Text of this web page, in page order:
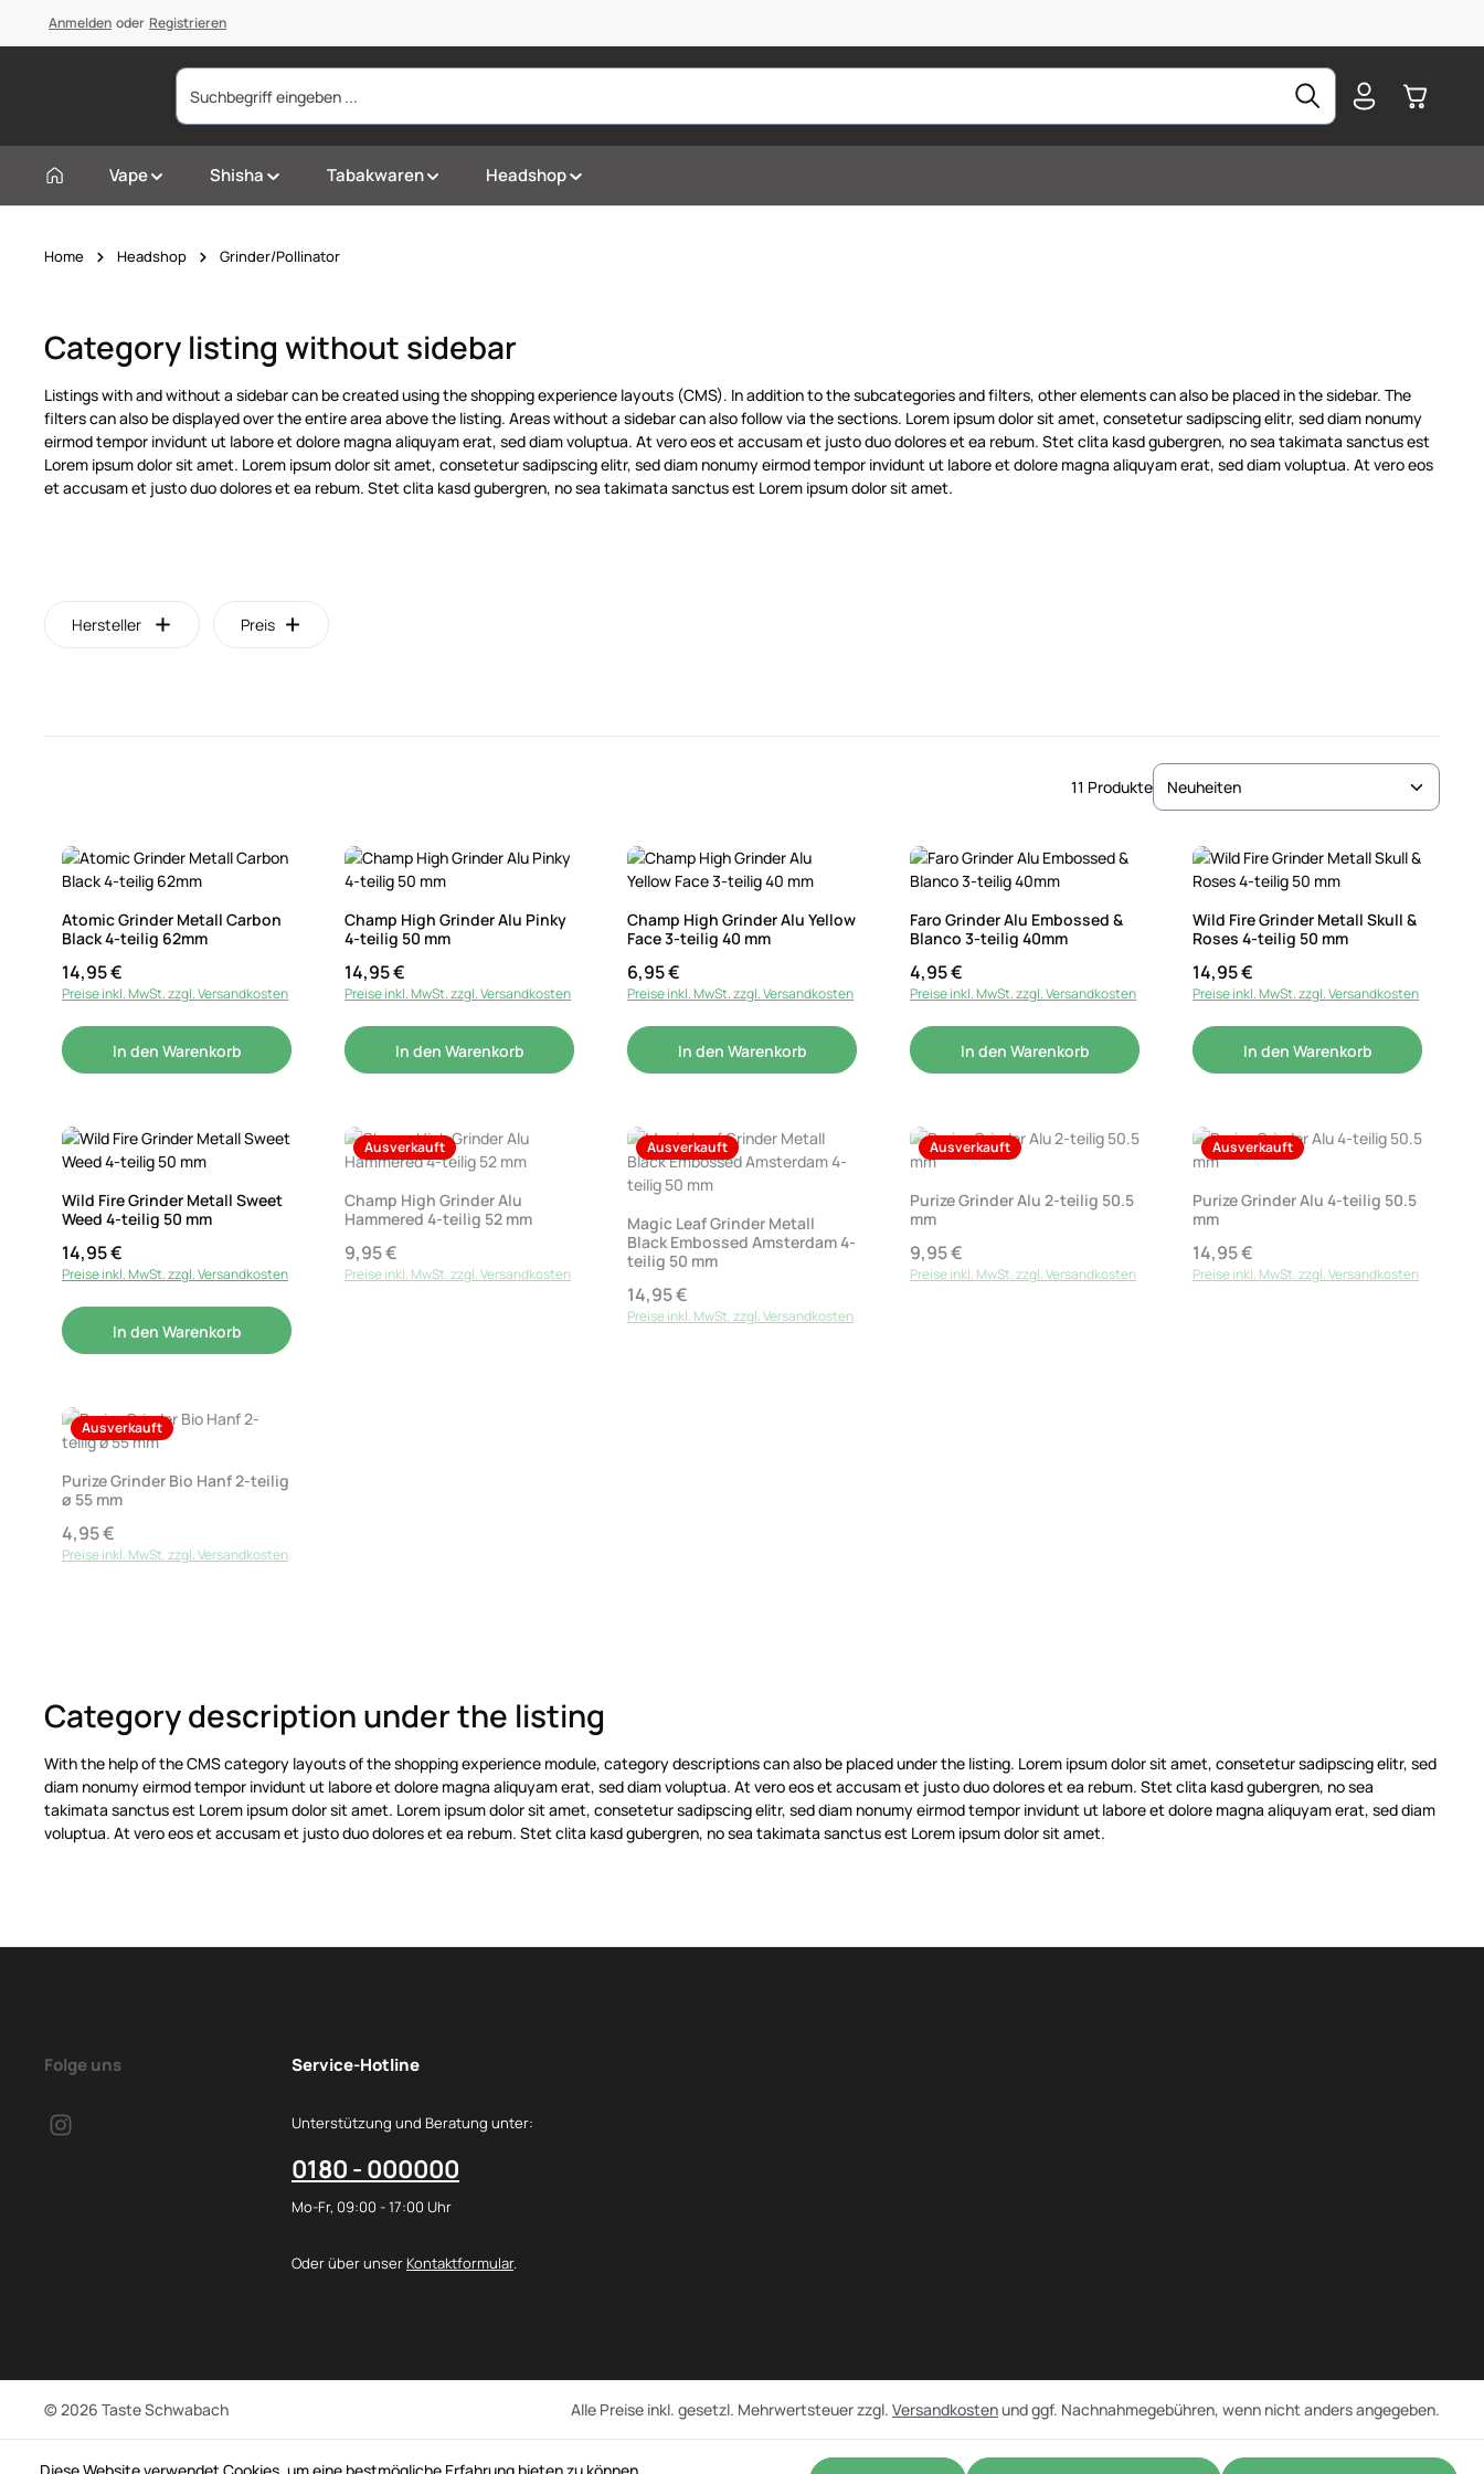
Zur Hauptnavigation springen
Anmelden oder Registrieren
Vape Shisha Tabakwaren Headshop
Home Headshop Grinder/Pollinator
Category listing without sidebar
Listings with and without a sidebar can be created using the shopping experience layouts (CMS). In addition to the subcategories and filters, other elements can also be placed in the sidebar. The
filters can also be displayed over the entire area above the listing. Areas without a sidebar can also follow via the sections. Lorem ipsum dolor sit amet, consetetur sadipscing elitr, sed diam nonumy
eirmod tempor invidunt ut labore et dolore magna aliquyam erat, sed diam voluptua. At vero eos et accusam et justo duo dolores et ea rebum. Stet clita kasd gubergren, no sea takimata sanctus est
Lorem ipsum dolor sit amet. Lorem ipsum dolor sit amet, consetetur sadipscing elitr, sed diam nonumy eirmod tempor invidunt ut labore et dolore magna aliquyam erat, sed diam voluptua. At vero eos
et accusam et justo duo dolores et ea rebum. Stet clita kasd gubergren, no sea takimata sanctus est Lorem ipsum dolor sit amet.
Hersteller Preis
11 Produkte
Atomic Grinder Metall Carbon
Black 4-teilig 62mm
Regulärer Preis:
14,95 €
Preise inkl. MwSt. zzgl. Versandkosten
In den Warenkorb
Champ High Grinder Alu Pinky
4-teilig 50 mm
Regulärer Preis:
14,95 €
Preise inkl. MwSt. zzgl. Versandkosten
In den Warenkorb
Champ High Grinder Alu Yellow
Face 3-teilig 40 mm
Regulärer Preis:
6,95 €
Preise inkl. MwSt. zzgl. Versandkosten
In den Warenkorb
Faro Grinder Alu Embossed &
Blanco 3-teilig 40mm
Regulärer Preis:
4,95 €
Preise inkl. MwSt. zzgl. Versandkosten
In den Warenkorb
Wild Fire Grinder Metall Skull &
Roses 4-teilig 50 mm
Regulärer Preis:
14,95 €
Preise inkl. MwSt. zzgl. Versandkosten
In den Warenkorb
Wild Fire Grinder Metall Sweet
Weed 4-teilig 50 mm
Regulärer Preis:
14,95 €
Preise inkl. MwSt. zzgl. Versandkosten
In den Warenkorb
Ausverkauft
Champ High Grinder Alu
Hammered 4-teilig 52 mm
Regulärer Preis:
9,95 €
Preise inkl. MwSt. zzgl. Versandkosten
Ausverkauft
Magic Leaf Grinder Metall
Black Embossed Amsterdam 4-
teilig 50 mm
Regulärer Preis:
14,95 €
Preise inkl. MwSt. zzgl. Versandkosten
Ausverkauft
Purize Grinder Alu 2-teilig 50.5
mm
Regulärer Preis:
9,95 €
Preise inkl. MwSt. zzgl. Versandkosten
Ausverkauft
Purize Grinder Alu 4-teilig 50.5
mm
Regulärer Preis:
14,95 €
Preise inkl. MwSt. zzgl. Versandkosten
Ausverkauft
Purize Grinder Bio Hanf 2-teilig
ø 55 mm
Regulärer Preis:
4,95 €
Preise inkl. MwSt. zzgl. Versandkosten
Category description under the listing
With the help of the CMS category layouts of the shopping experience module, category descriptions can also be placed under the listing. Lorem ipsum dolor sit amet, consetetur sadipscing elitr, sed
diam nonumy eirmod tempor invidunt ut labore et dolore magna aliquyam erat, sed diam voluptua. At vero eos et accusam et justo duo dolores et ea rebum. Stet clita kasd gubergren, no sea
takimata sanctus est Lorem ipsum dolor sit amet. Lorem ipsum dolor sit amet, consetetur sadipscing elitr, sed diam nonumy eirmod tempor invidunt ut labore et dolore magna aliquyam erat, sed diam
voluptua. At vero eos et accusam et justo duo dolores et ea rebum. Stet clita kasd gubergren, no sea takimata sanctus est Lorem ipsum dolor sit amet.
Folge uns Service-Hotline
Unterstützung und Beratung unter:
0180 - 000000
Mo-Fr, 09:00 - 17:00 Uhr
Oder über unser Kontaktformular.
© 2026 Taste Schwabach Alle Preise inkl. gesetzl. Mehrwertsteuer zzgl. Versandkostenund ggf. Nachnahmegebühren, wenn nicht anders angegeben.
Diese Website verwendet Cookies, um eine bestmögliche Erfahrung bieten zu können.